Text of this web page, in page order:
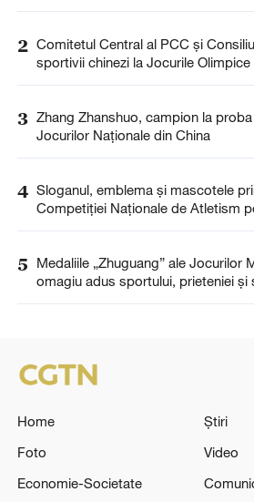
2 Comitetul Central al PCC și
sportivii chinezi la Jocurile Olimpice
3 Zhang Zhanshuo, campion la
Jocurilor Naționale din China
4 Sloganul, emblema și mascotele
Competiției Naționale de Atletism
5
Medaliile „Zhuguang” ale Jocurilor
omagiu adus sportului, prieteniei și
Home
Știri
Foto
Video
Economie-Societate